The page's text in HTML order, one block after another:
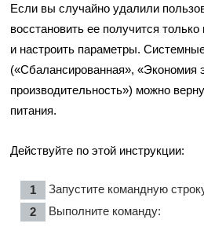
Если вы случайно удалили
восстановить ее получится
и настроить параметры.
(«Сбалансированная», «Экономия
производительность») можно
питания.
Действуйте по этой инструкции:
Запустите командную
Выполните команду: